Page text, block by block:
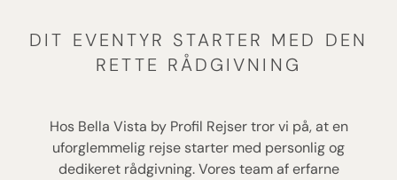
DIT EVENTYR STARTER MED DEN
RETTE RÅDGIVNING
Hos Bella Vista by Profil Rejser tror vi på, at en
uforglemmelig rejse starter med personlig og
dedikeret rådgivning. Vores team af erfarne